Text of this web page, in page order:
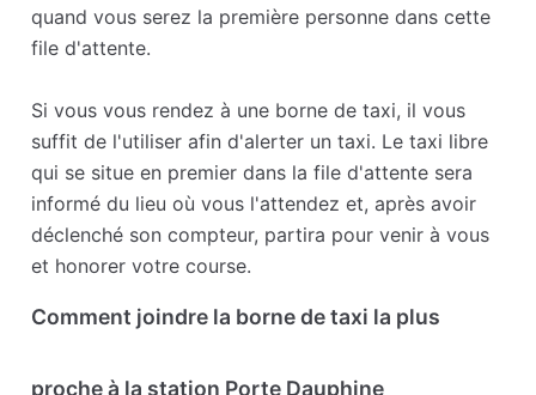
quand vous serez la première personne dans cette
file d'attente.
Si vous vous rendez à une borne de taxi, il vous
suffit de l'utiliser afin d'alerter un taxi. Le taxi libre
qui se situe en premier dans la file d'attente sera
informé du lieu où vous l'attendez et, après avoir
déclenché son compteur, partira pour venir à vous
et honorer votre course.
Comment joindre la borne de taxi la plus
proche à la station Porte Dauphine